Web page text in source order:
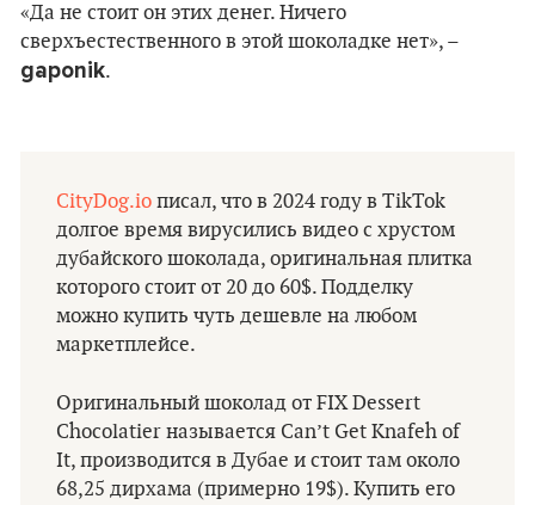
«Да не стоит он этих денег. Ничего
сверхъестественного в этой шоколадке нет», –
gaponik.
CityDog.io писал, что в 2024 году в TikTok
долгое время вирусились видео с хрустом
дубайского шоколада, оригинальная плитка
которого стоит от 20 до 60$. Подделку
можно купить чуть дешевле на любом
маркетплейсе.
Оригинальный шоколад от FIX Dessert
Chocolatier называется Can’t Get Knafeh of
It, производится в Дубае и стоит там около
68,25 дирхама (примерно 19$). Купить его